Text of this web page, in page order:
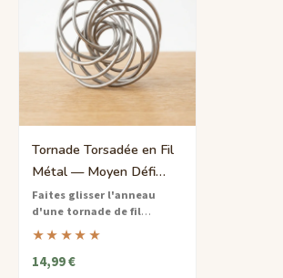
Tornade Torsadée en Fil
Métal — Moyen Défi
Spirale
Faites glisser l'anneau
d'une tornade de fil
métallique en spirale
puzzle en fil de difficulté
moyenne qui teste votre
★★★★★
14,99 €